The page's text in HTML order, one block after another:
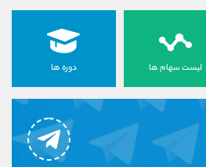
لیست سهام ها دوره ها